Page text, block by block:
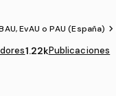
EvAU o PAU (España) chevron_forward
1.22kPublicaciones